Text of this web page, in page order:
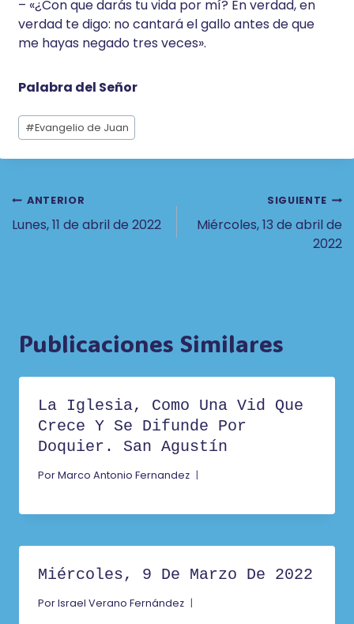
– «¿Con que darás tu vida por mí? En verdad, en
verdad te digo: no cantará el gallo antes de que
me hayas negado tres veces».
Palabra del Señor
Etiquetas
de
la
#Evangelio de Juan
Navegación
De
ANTERIOR
Lunes, 11 de abril de 2022
SIGUIENTE
Miércoles, 13 de abril de
2022
Publicaciones Similares
La Iglesia, Como Una Vid Que
Crece Y Se Difunde Por
Doquier. San Agustín
PorMarco Antonio Fernandez
Miércoles, 9 De Marzo De 2022
PorIsrael Verano Fernández